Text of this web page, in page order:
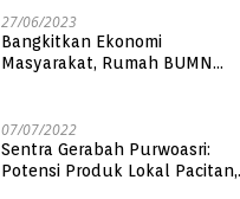
27/06/2023
Bangkitkan Ekonomi
Masyarakat, Rumah BUMN
07/07/2022
Sentra Gerabah Purwoasri:
Potensi Produk Lokal Pacitan,